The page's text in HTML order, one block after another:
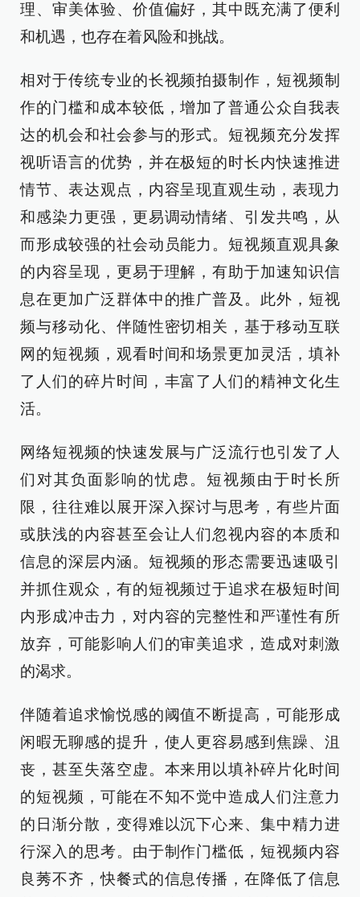
理、审美体验、价值偏好，其中既充满了便利
和机遇，也存在着风险和挑战。
相对于传统专业的长视频拍摄制作，短视频制
作的门槛和成本较低，增加了普通公众自我表
达的机会和社会参与的形式。短视频充分发挥
视听语言的优势，并在极短的时长内快速推进
情节、表达观点，内容呈现直观生动，表现力
和感染力更强，更易调动情绪、引发共鸣，从
而形成较强的社会动员能力。短视频直观具象
的内容呈现，更易于理解，有助于加速知识信
息在更加广泛群体中的推广普及。此外，短视
频与移动化、伴随性密切相关，基于移动互联
网的短视频，观看时间和场景更加灵活，填补
了人们的碎片时间，丰富了人们的精神文化生
活。
网络短视频的快速发展与广泛流行也引发了人
们对其负面影响的忧虑。短视频由于时长所
限，往往难以展开深入探讨与思考，有些片面
或肤浅的内容甚至会让人们忽视内容的本质和
信息的深层内涵。短视频的形态需要迅速吸引
并抓住观众，有的短视频过于追求在极短时间
内形成冲击力，对内容的完整性和严谨性有所
放弃，可能影响人们的审美追求，造成对刺激
的渴求。
伴随着追求愉悦感的阈值不断提高，可能形成
闲暇无聊感的提升，使人更容易感到焦躁、沮
丧，甚至失落空虚。本来用以填补碎片化时间
的短视频，可能在不知不觉中造成人们注意力
的日渐分散，变得难以沉下心来、集中精力进
行深入的思考。由于制作门槛低，短视频内容
良莠不齐，快餐式的信息传播，在降低了信息